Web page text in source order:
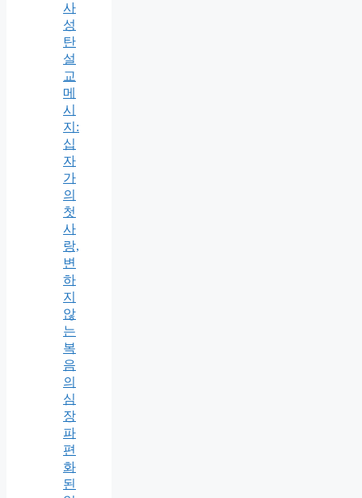
사
성
탄
설
교
메
시
지:
십
자
가
의
첫
사
랑,
변
하
지
않
는
복
음
의
심
장
파
편
화
된